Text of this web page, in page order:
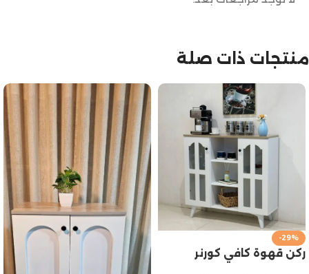
منتجات ذات صلة
-29%
ركن قهوة كافي كورنر